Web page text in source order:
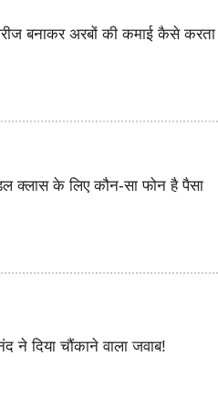
बनाकर अरबों की कमाई कैसे
क्लास के लिए कौन-सा फोन है पैसा
ने दिया चौंकाने वाला जवाब!